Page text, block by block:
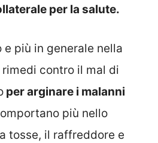
per la salute.
e più in generale nella
contro il mal di
per arginare i malanni
più nello
tosse, il raffreddore e